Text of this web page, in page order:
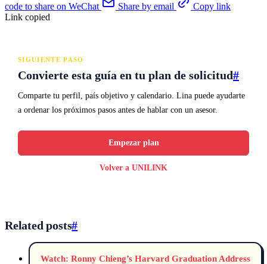
code to share on WeChat
Share by email
Copy link
Link copied
SIGUIENTE PASO
Convierte esta guía en tu plan de solicitud#
Comparte tu perfil, país objetivo y calendario. Lina puede ayudarte
a ordenar los próximos pasos antes de hablar con un asesor.
Empezar plan
Volver a UNILINK
Related posts#
Watch: Ronny Chieng’s Harvard Graduation Address